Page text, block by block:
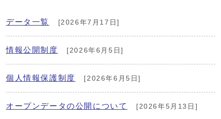
データ一覧 [2026年7月17日]
情報公開制度 [2026年6月5日]
個人情報保護制度 [2026年6月5日]
オープンデータの公開について [2026年5月13日]